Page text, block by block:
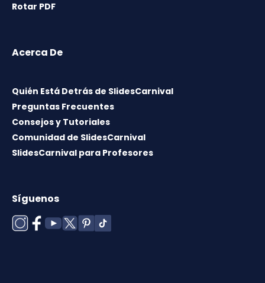
Rotar PDF
Acerca De
Quién Está Detrás de SlidesCarnival
Preguntas Frecuentes
Consejos y Tutoriales
Comunidad de SlidesCarnival
SlidesCarnival para Profesores
Síguenos